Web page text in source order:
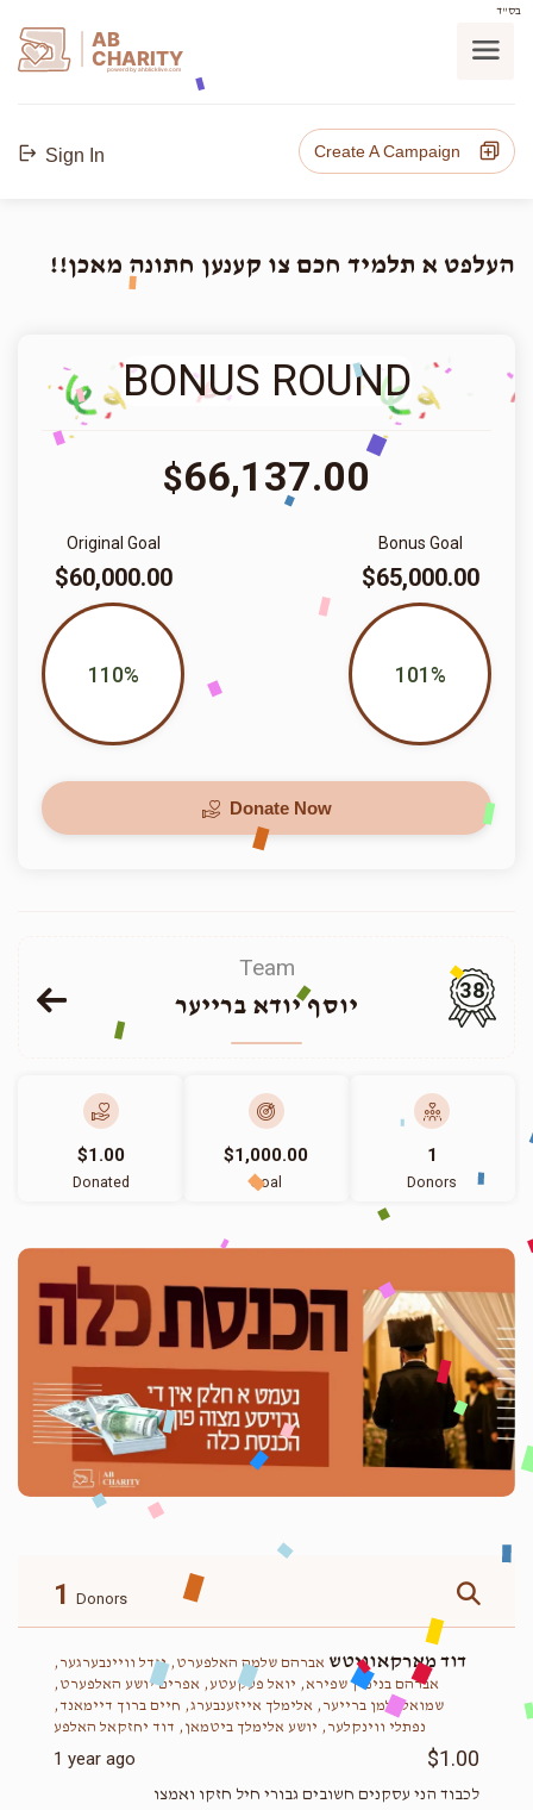
בס"ד
AB
CHARITY
powerd by ahblicklive.com
Sign In Create A Campaign
העלפט א תלמיד חכם צו קענען חתונה מאכן!!
BONUS ROUND
$66,137.00
Bonus Goal
$65,000.00
101%
Original Goal
$60,000.00
110%
Donate Now
Team
יוסף יודא ברייער
38
$1.00
Donated
$1,000.00
Goal
1
Donors
1 Donors
דוד מארקאוויטש אברהם שלמה האלפערט, יודל וויינבערגער,
אברהם בנימין שפירא, יואל פעקעטע, אפרים יושע האלפערט,
שמואל זלמן ברייער, אלימלך אייזענבערג, חיים ברוך דיימאנד,
נפתלי ווינקלער, יושע אלימלך ביטמאן, דוד יחזקאל האלפע
1 year ago $1.00
לכבוד הני עסקנים חשובים גבורי חיל חזקו ואמצו